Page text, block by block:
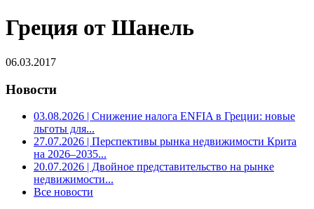
Греция от Шанель
06.03.2017
Новости
03.08.2026 | Снижение налога ENFIA в Греции: новые
льготы для...
27.07.2026 | Перспективы рынка недвижимости Крита
на 2026–2035...
20.07.2026 | Двойное представительство на рынке
недвижимости...
Все новости